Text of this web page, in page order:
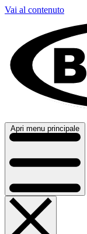
Vai al contenuto
Apri menu principale